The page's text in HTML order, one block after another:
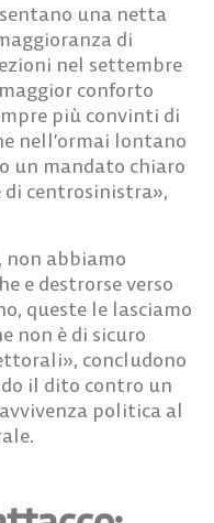
una netta
di
nel settembre
conforto
più convinti di
nell’ormai lontano
un mandato chiaro
di centrosinistra»,
non abbiamo
e destrorse verso
queste le lasciamo
non è di sicuro
concludono
il dito contro un
politica al